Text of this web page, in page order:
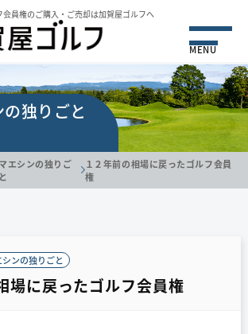
員権のご購⼊・ご売却は加賀屋ゴルフへ
MENU
独りごと
マエシンの独りご
と
１２年前の相場に戻ったゴルフ会員
権
シンの独りごと
場に戻ったゴルフ会員権